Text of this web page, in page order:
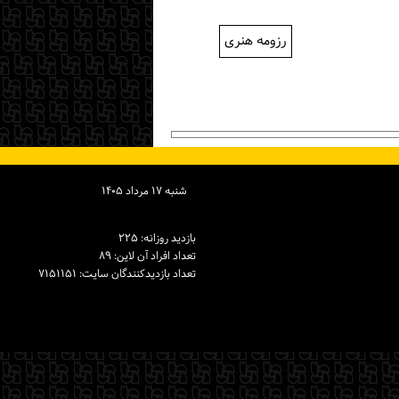
رزومه هنری
شنبه ۱۷ مرداد ۱۴۰۵
بازدید روزانه: ۲۲۵
تعداد افراد آن لاین: ۸۹
تعداد بازدیدكنندگان سایت: ۷۱۵۱۱۵۱